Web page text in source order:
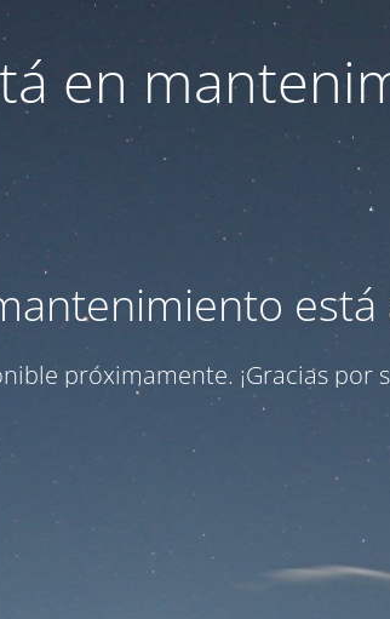
en
está
próximamente. ¡Gracias por